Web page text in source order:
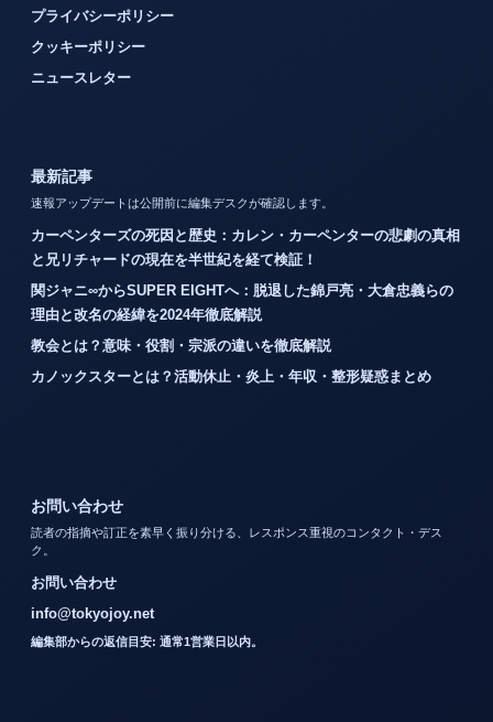
プライバシーポリシー
クッキーポリシー
ニュースレター
最新記事
速報アップデートは公開前に編集デスクが確認します。
カーペンターズの死因と歴史：カレン・カーペンターの悲劇の真相
と兄リチャードの現在を半世紀を経て検証！
関ジャニ∞からSUPER EIGHTへ：脱退した錦戸亮・大倉忠義らの
理由と改名の経緯を2024年徹底解説
教会とは？意味・役割・宗派の違いを徹底解説
カノックスターとは？活動休止・炎上・年収・整形疑惑まとめ
お問い合わせ
読者の指摘や訂正を素早く振り分ける、レスポンス重視のコンタクト・デス
ク。
お問い合わせ
info@tokyojoy.net
編集部からの返信目安: 通常1営業日以内。